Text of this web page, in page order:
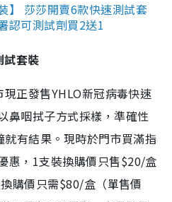
】 莎莎開賣6款快速測試套
認可測試劑買2送1
試套裝
現正發售YHLO新冠病毒快速
鼻咽拭子方式採樣，準確性
有結果。現時於門市買滿指
惠，1支裝換購價只售$20/盒
購價只需$80/盒（單售價